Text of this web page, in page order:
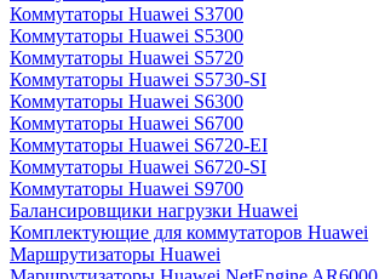
Коммутаторы Huawei S3700
Коммутаторы Huawei S5300
Коммутаторы Huawei S5720
Коммутаторы Huawei S5730-SI
Коммутаторы Huawei S6300
Коммутаторы Huawei S6700
Коммутаторы Huawei S6720-EI
Коммутаторы Huawei S6720-SI
Коммутаторы Huawei S9700
Балансировщики нагрузки Huawei
Комплектующие для коммутаторов Huawei
Маршрутизаторы Huawei